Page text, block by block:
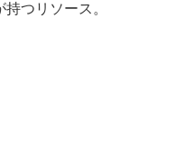
つリソース。